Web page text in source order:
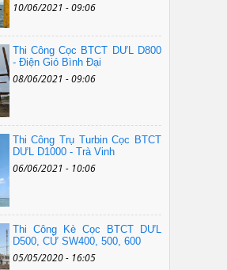
10/06/2021 - 09:06
Thi Công Cọc BTCT DƯL D800
- Điện Gió Bình Đại
08/06/2021 - 09:06
Thi Công Trụ Turbin Cọc BTCT
DƯL D1000 - Trà Vinh
06/06/2021 - 10:06
Thi Công Kè Cọc BTCT DƯL
D500, CỪ SW400, 500, 600
05/05/2020 - 16:05